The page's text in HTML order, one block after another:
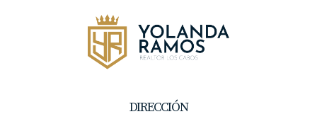
experiencia en administración de propiedades y su
conocimiento del mercado local, te ayudarán a
encontrar las mejores oportunidades para
maximizar tus ingresos y lograr tus objetivos
camino hacia el éxito hoy mismo!
DIRECCIÓN